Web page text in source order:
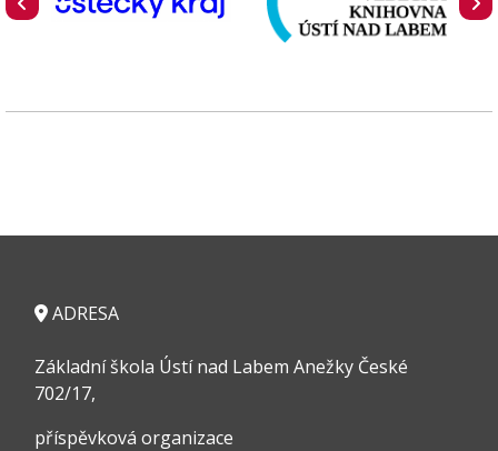
ADRESA
Základní škola Ústí nad Labem Anežky České
702/17,
příspěvková organizace